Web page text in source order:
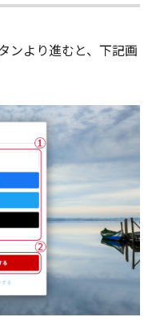
ンより進むと、下記画